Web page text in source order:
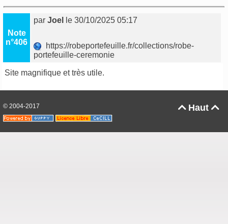
Note
n°406
parJoel le 30/10/2025 05:17
https://robeportefeuille.fr/collections/robe-
portefeuille-ceremonie
Site magnifique et très utile.
Haut 
© 2004-2017